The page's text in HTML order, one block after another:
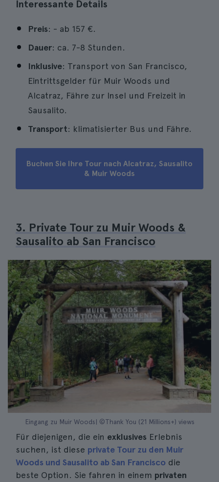
Interessante Details
Preis: - ab 157 €.
Dauer: ca. 7-8 Stunden.
Inklusive: Transport von San Francisco,
Eintrittsgelder für Muir Woods und
Alcatraz, Fähre zur Insel und Freizeit in
Sausalito.
Transport: klimatisierter Bus und Fähre.
Buchen Sie Ihre Tour nach Alcatraz, Sausalito
& Muir Woods
3. Private Tour zu Muir Woods &
Sausalito ab San Francisco
Eingang zu Muir Woods| ©Thank You (21 Millions+) views
Für diejenigen, die ein exklusives Erlebnis
suchen, ist diese private Tour zu den Muir
Woods und Sausalito ab San Francisco die
beste Option. Sie fahren in einem privaten